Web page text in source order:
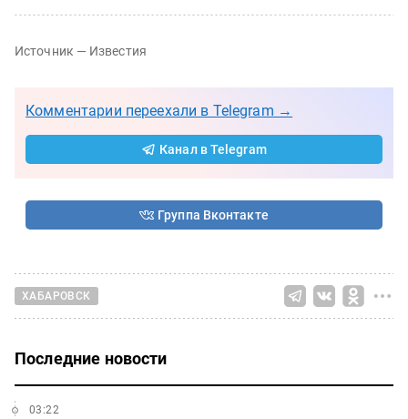
Источник — Известия
Комментарии переехали в Telegram →
Канал в Telegram
Группа Вконтакте
ХАБАРОВСК
Последние новости
03:22